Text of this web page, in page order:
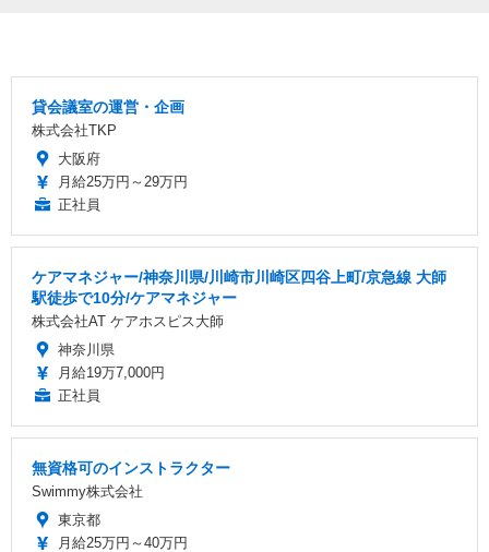
貸会議室の運営・企画
株式会社TKP
大阪府
月給25万円～29万円
正社員
ケアマネジャー/神奈川県/川崎市川崎区四谷上町/京急線 大師
駅徒歩で10分/ケアマネジャー
株式会社AT ケアホスピス大師
神奈川県
月給19万7,000円
正社員
無資格可のインストラクター
Swimmy株式会社
東京都
月給25万円～40万円